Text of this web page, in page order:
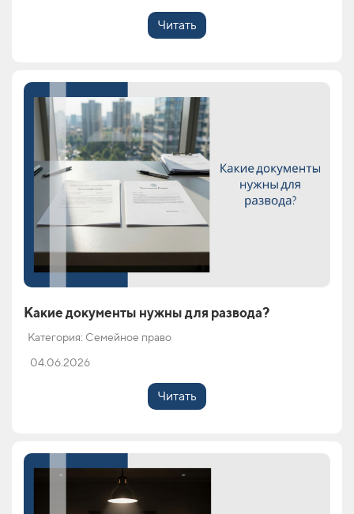
Читать
Какие документы нужны для развода?
Категория: Семейное право
04.06.2026
Читать